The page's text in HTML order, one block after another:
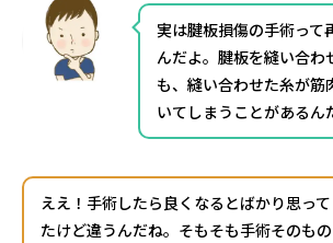
実は腱板損傷の手術って
んだよ。腱板を縫い合わ
も、縫い合わせた糸が筋
いてしまうことがあるん
ええ！手術したら良くなるとばかり思って
たけど違うんだね。そもそも手術そのもの